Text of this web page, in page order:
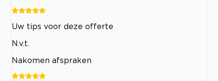
Uw tips voor deze offerte
N.v.t.
Nakomen afspraken